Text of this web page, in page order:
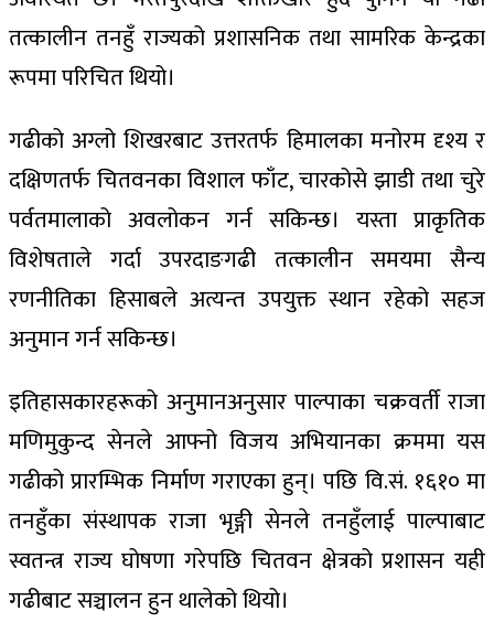
तत्कालीन तनहुँ राज्यको प्रशासनिक तथा सामरिक केन्द्रका
रूपमा परिचित थियो।
गढीको अग्लो शिखरबाट उत्तरतर्फ हिमालका मनोरम दृश्य र
दक्षिणतर्फ चितवनका विशाल फाँट, चारकोसे झाडी तथा चुरे
पर्वतमालाको अवलोकन गर्न सकिन्छ। यस्ता प्राकृतिक
विशेषताले गर्दा उपरदाङगढी तत्कालीन समयमा सैन्य
रणनीतिका हिसाबले अत्यन्त उपयुक्त स्थान रहेको सहज
अनुमान गर्न सकिन्छ।
इतिहासकारहरूको अनुमानअनुसार पाल्पाका चक्रवर्ती राजा
मणिमुकुन्द सेनले आफ्नो विजय अभियानका क्रममा यस
गढीको प्रारम्भिक निर्माण गराएका हुन्। पछि वि.सं. १६१० मा
तनहुँका संस्थापक राजा भृङ्गी सेनले तनहुँलाई पाल्पाबाट
स्वतन्त्र राज्य घोषणा गरेपछि चितवन क्षेत्रको प्रशासन यही
गढीबाट सञ्चालन हुन थालेको थियो।